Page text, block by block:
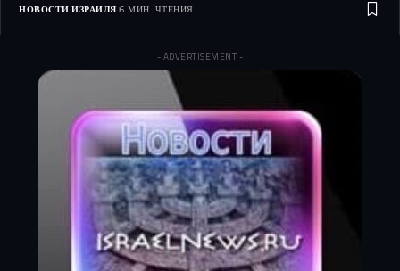
НОВОСТИ ИЗРАИЛЯ 6 МИН. ЧТЕНИЯ
- ADVERTISEMENT -